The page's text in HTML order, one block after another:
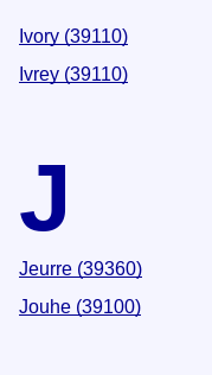
Ivory (39110)
Ivrey (39110)
J
Jeurre (39360)
Jouhe (39100)